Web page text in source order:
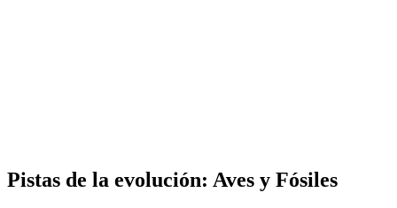
Pistas de la evolución: Aves y Fósiles